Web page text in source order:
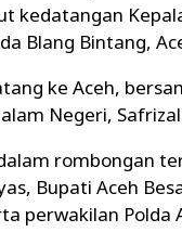
kedatangan
Blang Bintang,
ke Aceh,
Negeri, Safrizal
rombongan
Bupati Aceh
perwakilan Polda